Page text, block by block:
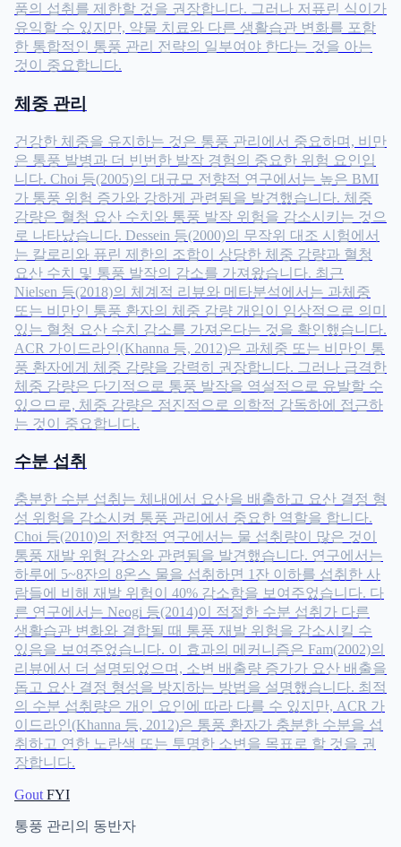
품의 섭취를 제한할 것을 권장합니다. 그러나 저퓨린 식이가
유익할 수 있지만, 약물 치료와 다른 생활습관 변화를 포함
한 통합적인 통풍 관리 전략의 일부여야 한다는 것을 아는
것이 중요합니다.
체중 관리
건강한 체중을 유지하는 것은 통풍 관리에서 중요하며, 비만
은 통풍 발병과 더 빈번한 발작 경험의 중요한 위험 요인입
니다. Choi 등(2005)의 대규모 전향적 연구에서는 높은 BMI
가 통풍 위험 증가와 강하게 관련됨을 발견했습니다. 체중
감량은 혈청 요산 수치와 통풍 발작 위험을 감소시키는 것으
로 나타났습니다. Dessein 등(2000)의 무작위 대조 시험에서
는 칼로리와 퓨린 제한의 조합이 상당한 체중 감량과 혈청
요산 수치 및 통풍 발작의 감소를 가져왔습니다. 최근
Nielsen 등(2018)의 체계적 리뷰와 메타분석에서는 과체중
또는 비만인 통풍 환자의 체중 감량 개입이 임상적으로 의미
있는 혈청 요산 수치 감소를 가져온다는 것을 확인했습니다.
ACR 가이드라인(Khanna 등, 2012)은 과체중 또는 비만인 통
풍 환자에게 체중 감량을 강력히 권장합니다. 그러나 급격한
체중 감량은 단기적으로 통풍 발작을 역설적으로 유발할 수
있으므로, 체중 감량은 점진적으로 의학적 감독하에 접근하
는 것이 중요합니다.
수분 섭취
충분한 수분 섭취는 체내에서 요산을 배출하고 요산 결정 형
성 위험을 감소시켜 통풍 관리에서 중요한 역할을 합니다.
Choi 등(2010)의 전향적 연구에서는 물 섭취량이 많은 것이
통풍 재발 위험 감소와 관련됨을 발견했습니다. 연구에서는
하루에 5~8잔의 8온스 물을 섭취하면 1잔 이하를 섭취한 사
람들에 비해 재발 위험이 40% 감소함을 보여주었습니다. 다
른 연구에서는 Neogi 등(2014)이 적절한 수분 섭취가 다른
생활습관 변화와 결합될 때 통풍 재발 위험을 감소시킬 수
있음을 보여주었습니다. 이 효과의 메커니즘은 Fam(2002)의
리뷰에서 더 설명되었으며, 소변 배출량 증가가 요산 배출을
돕고 요산 결정 형성을 방지하는 방법을 설명했습니다. 최적
의 수분 섭취량은 개인 요인에 따라 다를 수 있지만, ACR 가
이드라인(Khanna 등, 2012)은 통풍 환자가 충분한 수분을 섭
취하고 연한 노란색 또는 투명한 소변을 목표로 할 것을 권
장합니다.
Gout FYI
통풍 관리의 동반자